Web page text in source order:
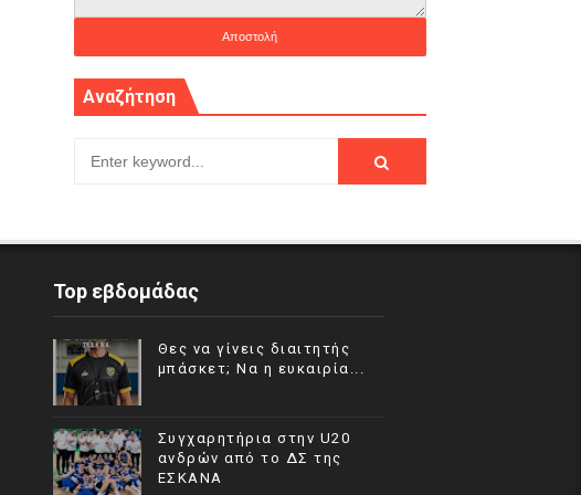
Αναζήτηση
Top εβδομάδας
Θες να γίνεις διαιτητής
μπάσκετ; Να η ευκαιρία...
Συγχαρητήρια στην U20
ανδρών από το ΔΣ της
ΕΣΚΑΝΑ